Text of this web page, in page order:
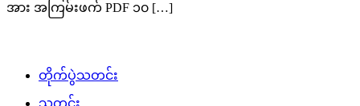
အား အကြမ်းဖက် PDF ၁၀ […]
တိုက်ပွဲသတင်း